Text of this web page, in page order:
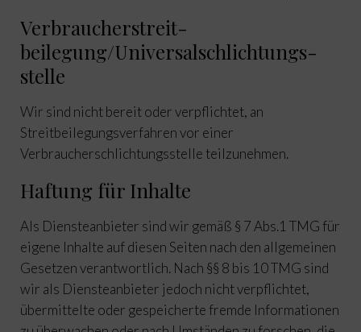
Verbraucher­streit­
beilegung/Universal­schlichtungs­
stelle
Wir sind nicht bereit oder verpflichtet, an
Streitbeilegungsverfahren vor einer
Verbraucherschlichtungsstelle teilzunehmen.
Haftung für Inhalte
Als Diensteanbieter sind wir gemäß § 7 Abs.1 TMG für
eigene Inhalte auf diesen Seiten nach den allgemeinen
Gesetzen verantwortlich. Nach §§ 8 bis 10 TMG sind
wir als Diensteanbieter jedoch nicht verpflichtet,
übermittelte oder gespeicherte fremde Informationen